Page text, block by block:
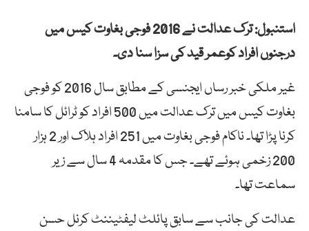
استنبول: ترک عدالت نے 2016 فوجی بغاوت کیس میں
درجنوں افراد کوعمر قید کی سزا سنا دی۔
غیر ملکی خبر رساں ایجنسی کے مطابق سال 2016 کو فوجی
بغاوت کیس میں ترک عدالت میں 500 افراد کو ٹرائل کا سامنا
کرنا پڑا تھا۔ ناکام فوجی بغاوت میں 251 افراد ہلاک اور 2 ہزار
200 زخمی ہوئے تھے۔ جس کا مقدمہ 4 سال سے زیر
سماعت تھا۔
عدالت کی جانب سے سابق پائلٹ لیفٹیننٹ کرنل حسن